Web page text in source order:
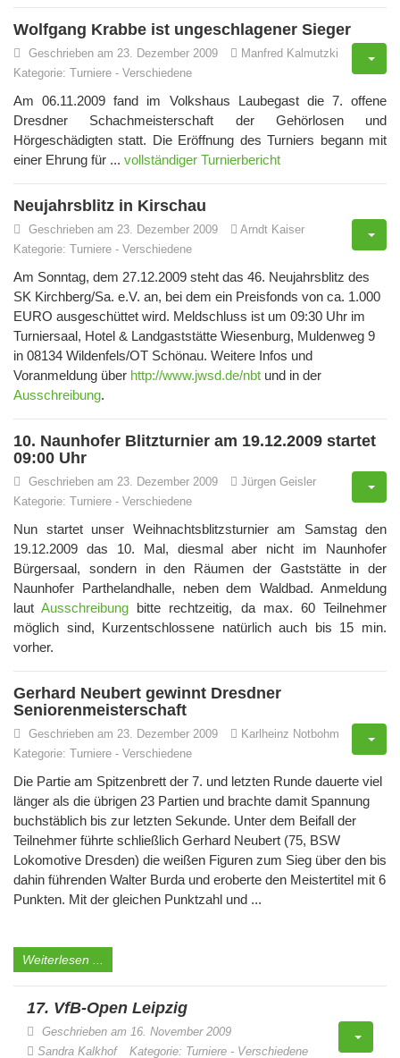
Wolfgang Krabbe ist ungeschlagener Sieger
Geschrieben am 23. Dezember 2009
Manfred Kalmutzki
Kategorie: Turniere - Verschiedene
Am 06.11.2009 fand im Volkshaus Laubegast die 7. offene
Dresdner Schachmeisterschaft der Gehörlosen und
Hörgeschädigten statt. Die Eröffnung des Turniers begann mit
einer Ehrung für ... vollständiger Turnierbericht
Neujahrsblitz in Kirschau
Geschrieben am 23. Dezember 2009
Arndt Kaiser
Kategorie: Turniere - Verschiedene
Am Sonntag, dem 27.12.2009 steht das 46. Neujahrsblitz des
SK Kirchberg/Sa. e.V. an, bei dem ein Preisfonds von ca. 1.000
EURO ausgeschüttet wird. Meldschluss ist um 09:30 Uhr im
Turniersaal, Hotel & Landgaststätte Wiesenburg, Muldenweg 9
in 08134 Wildenfels/OT Schönau. Weitere Infos und
Voranmeldung über http://www.jwsd.de/nbt und in der
Ausschreibung.
10. Naunhofer Blitzturnier am 19.12.2009 startet
09:00 Uhr
Geschrieben am 23. Dezember 2009
Jürgen Geisler
Kategorie: Turniere - Verschiedene
Nun startet unser Weihnachtsblitzsturnier am Samstag den
19.12.2009 das 10. Mal, diesmal aber nicht im Naunhofer
Bürgersaal, sondern in den Räumen der Gaststätte in der
Naunhofer Parthelandhalle, neben dem Waldbad. Anmeldung
lautAusschreibung bitte rechtzeitig, da max. 60 Teilnehmer
möglich sind, Kurzentschlossene natürlich auch bis 15 min.
vorher.
Gerhard Neubert gewinnt Dresdner
Seniorenmeisterschaft
Geschrieben am 23. Dezember 2009
Karlheinz Notbohm
Kategorie: Turniere - Verschiedene
Die Partie am Spitzenbrett der 7. und letzten Runde dauerte viel
länger als die übrigen 23 Partien und brachte damit Spannung
buchstäblich bis zur letzten Sekunde. Unter dem Beifall der
Teilnehmer führte schließlich Gerhard Neubert (75, BSW
Lokomotive Dresden) die weißen Figuren zum Sieg über den bis
dahin führenden Walter Burda und eroberte den Meistertitel mit 6
Punkten. Mit der gleichen Punktzahl und ...
Weiterlesen ...
17. VfB-Open Leipzig
Geschrieben am 16. November 2009
Sandra Kalkhof
Kategorie: Turniere - Verschiedene